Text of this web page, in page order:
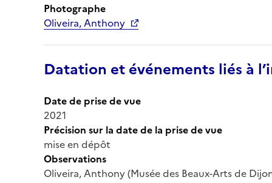
Photographe
Oliveira, Anthony
Datation et événements liés à
Date de prise de vue
2021
Précision sur la date de la prise de vue
mise en dépôt
Observations
Oliveira, Anthony (Musée des Beaux-Arts de